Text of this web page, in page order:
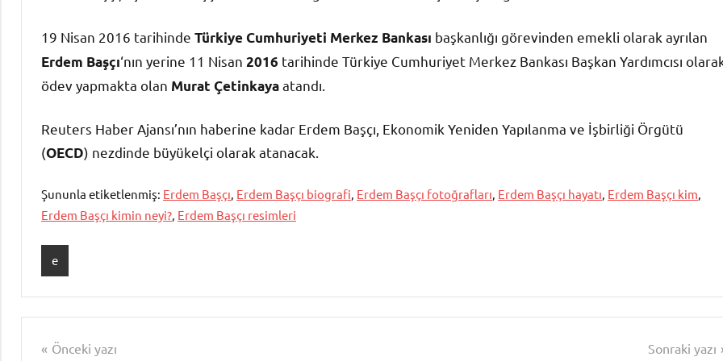
19 Nisan 2016 tarihinde Türkiye Cumhuriyeti Merkez Bankası başkanlığı görevinden emekli olarak ayrılan
Erdem Başçı‘nın yerine 11 Nisan 2016 tarihinde Türkiye Cumhuriyet Merkez Bankası Başkan Yardımcısı
ödev yapmakta olan Murat Çetinkayaatandı.
Reuters Haber Ajansı’nın haberine kadar Erdem Başçı, Ekonomik Yeniden Yapılanma ve İşbirliği Örgütü
(OECD) nezdinde büyükelçi olarak atanacak.
Şununla etiketlenmiş: Erdem Başçı, Erdem Başçı biografi, Erdem Başçı fotoğrafları, Erdem Başçı hayatı, Erdem Başçı kim,
Erdem Başçı kimin neyi?, Erdem Başçı resimleri
e
Yazı
Önceki yazı Sonraki yazı